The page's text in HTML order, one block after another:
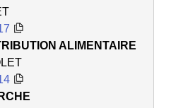
ALIMENTAIRE